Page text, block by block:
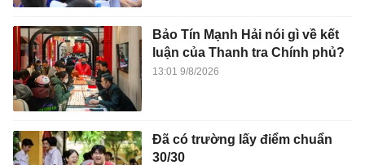
Bảo Tín Mạnh Hải nói gì về kết
luận của Thanh tra Chính phủ?
13:01 9/8/2026
Đã có trường lấy điểm chuẩn
30/30